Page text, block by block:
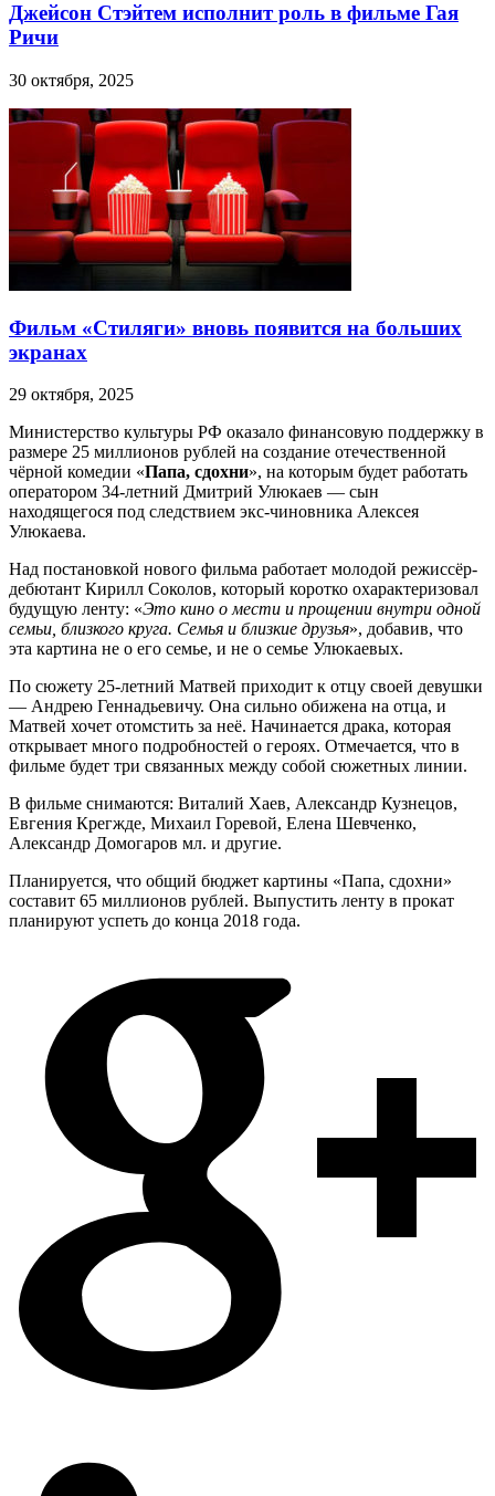
Джейсон Стэйтем исполнит роль в фильме Гая
Ричи
30 октября, 2025
Фильм «Стиляги» вновь появится на больших
экранах
29 октября, 2025
Министерство культуры РФ оказало финансовую поддержку в
размере 25 миллионов рублей на создание отечественной
чёрной комедии «Папа, сдохни», на которым будет работать
оператором 34-летний Дмитрий Улюкаев — сын
находящегося под следствием экс-чиновника Алексея
Улюкаева.
Над постановкой нового фильма работает молодой режиссёр-
дебютант Кирилл Соколов, который коротко охарактеризовал
будущую ленту: «Это кино о мести и прощении внутри одной
семьи, близкого круга. Семья и близкие друзья», добавив, что
эта картина не о его семье, и не о семье Улюкаевых.
По сюжету 25-летний Матвей приходит к отцу своей девушки
— Андрею Геннадьевичу. Она сильно обижена на отца, и
Матвей хочет отомстить за неё. Начинается драка, которая
открывает много подробностей о героях. Отмечается, что в
фильме будет три связанных между собой сюжетных линии.
В фильме снимаются: Виталий Хаев, Александр Кузнецов,
Евгения Крегжде, Михаил Горевой, Елена Шевченко,
Александр Домогаров мл. и другие.
Планируется, что общий бюджет картины «Папа, сдохни»
составит 65 миллионов рублей. Выпустить ленту в прокат
планируют успеть до конца 2018 года.